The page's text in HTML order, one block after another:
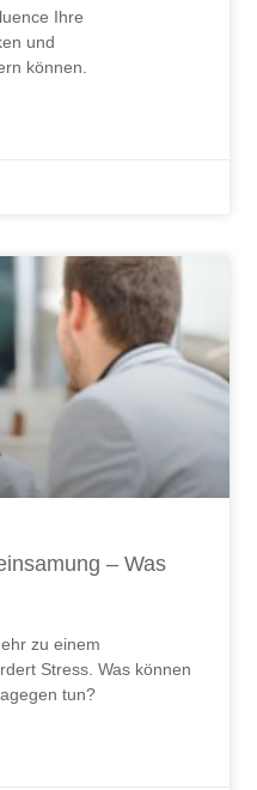
Ihre
und
können.
– Was
zu einem
Stress. Was können
tun?